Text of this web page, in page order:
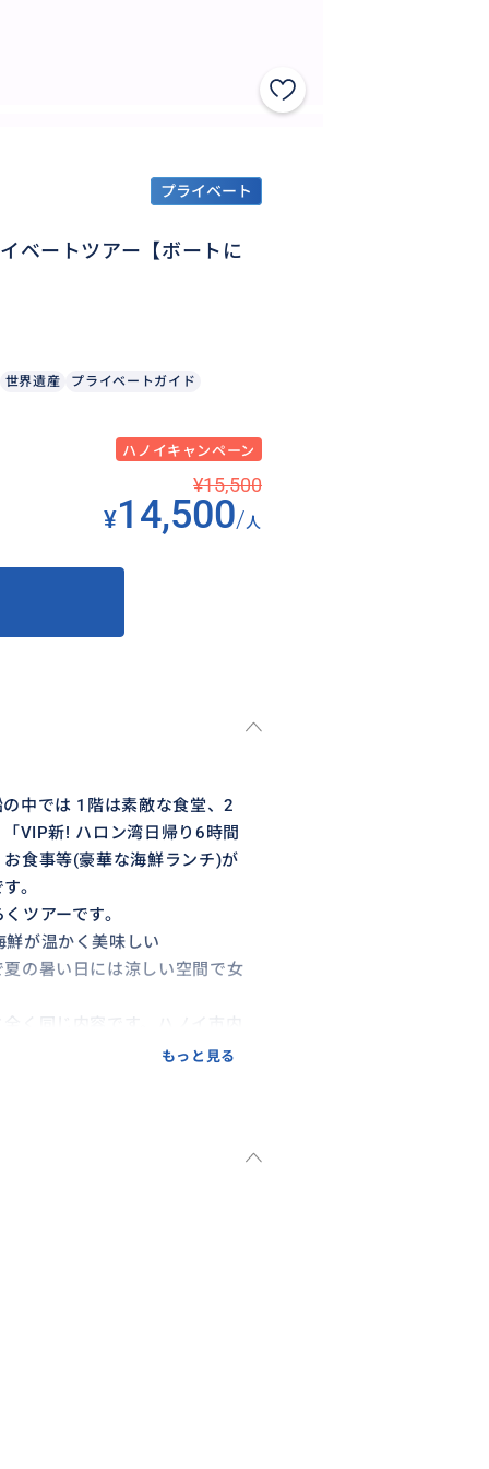
プライベート
ベートツアー【ボートに
世界遺産
プライベートガイド
ハノイキャンペーン
¥15,500
¥14,500/人
中では 1階は素敵な食堂、2
VIP新! ハロン湾日帰り6時間
食事等(豪華な海鮮ランチ)が
。
ツアーです。
が温かく美味しい
の暑い日には涼しい空間で女
様は船上泊クルーズと同じよ
。
：
ついて詳しくご案内いたし
だけます。
もっと見る